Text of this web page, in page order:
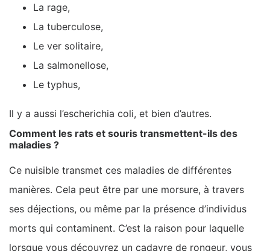
La rage,
La tuberculose,
Le ver solitaire,
La salmonellose,
Le typhus,
Il y a aussi l’escherichia coli, et bien d’autres.
Comment les rats et souris transmettent-ils des
maladies ?
Ce nuisible transmet ces maladies de différentes
manières. Cela peut être par une morsure, à travers
ses déjections, ou même par la présence d’individus
morts qui contaminent. C’est la raison pour laquelle
lorsque vous découvrez un cadavre de rongeur, vous